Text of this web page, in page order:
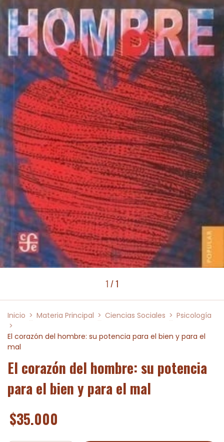
1 /1
Inicio > Materia Principal > Ciencias Sociales > Psicología
>
El corazón del hombre: su potencia para el bien y para el
mal
El corazón del hombre: su potencia
para el bien y para el mal
$35.000